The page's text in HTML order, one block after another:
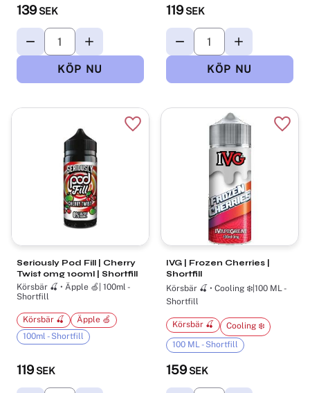
139 SEK 119 SEK
Seriously Pod Fill | Cherry
Twist 0mg 100ml | Shortfill
Körsbär 🍒 • Äpple 🍏| 100ml -
Shortfill
119 SEK
Körsbär 🍒
Äpple 🍏
100ml - Shortfill
Lägg till i favoriter
IVG | Frozen Cherries |
Shortfill
Körsbär 🍒 • Cooling ❄️|100 ML -
Shortfill
159 SEK
Körsbär 🍒
Cooling ❄️
100 ML - Shortfill